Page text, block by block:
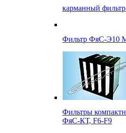
карманный
Фильтр ФяС-Э10
Фильтры
ФяС-КТ, F6-F9